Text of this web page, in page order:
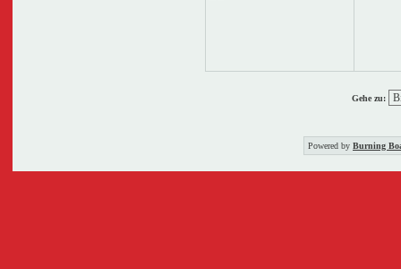
Gehe zu:
Powered by Burning